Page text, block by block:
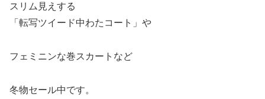
スリム見えする
「 転写ツイード中わたコート」や
フェミニンな巻スカートなど
冬物セール中です。